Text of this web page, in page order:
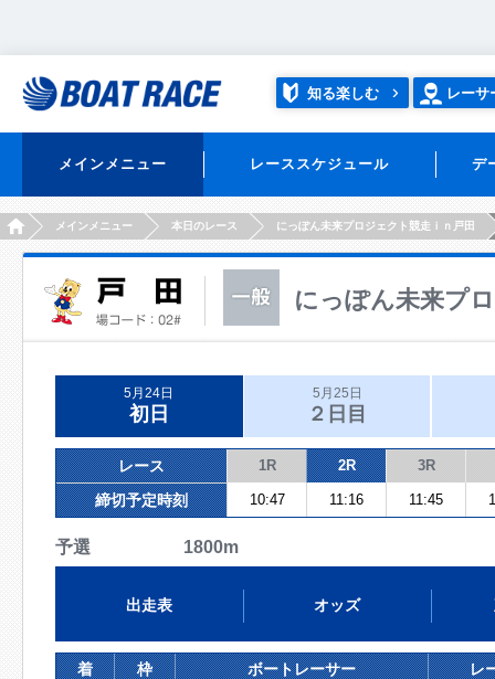
知る楽しむ レーサ
メインメニュー レーススケジュール デ
HOMEメインメニュー 本日のレース にっぽん未来プロジェクト競走ｉｎ戸田
にっぽん未来プ
5月24日
初日
5月25日
２日目
レース 1R 2R 3R
締切予定時刻 10:47 11:16 11:45
予選 1800m
出走表 オッズ
着 枠 ボートレーサー レ